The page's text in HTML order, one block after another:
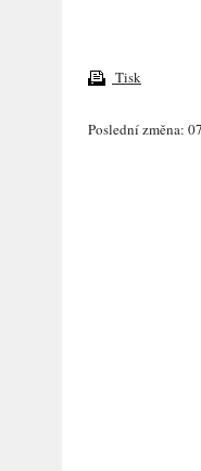
Tisk
Poslední změna: